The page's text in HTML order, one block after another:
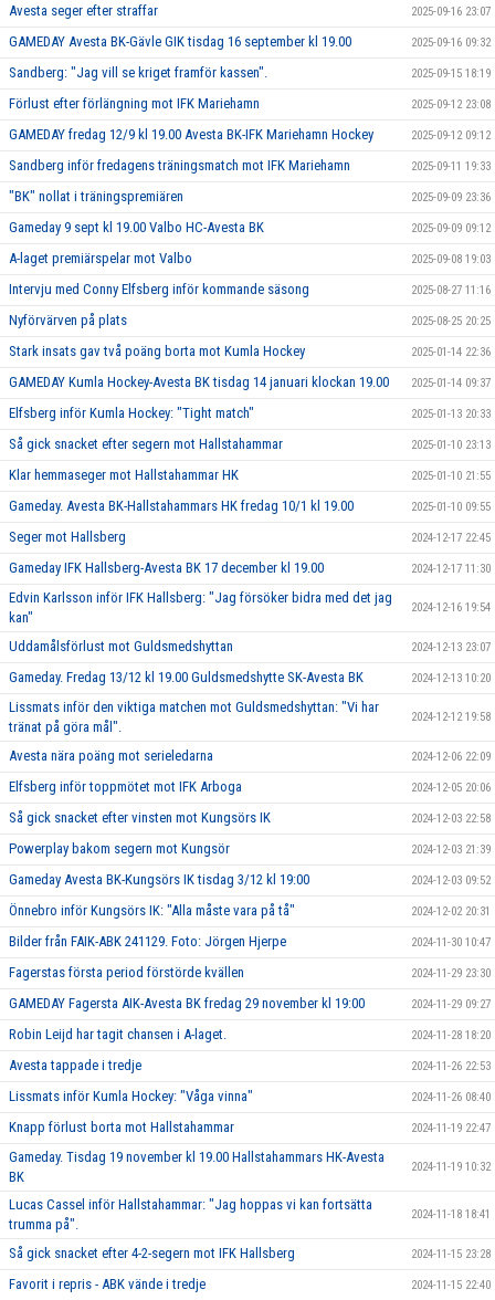
Avesta seger efter straffar 2025-09-16 23:07
GAMEDAY Avesta BK-Gävle GIK tisdag 16 september kl 19.00 2025-09-16 09:32
Sandberg: "Jag vill se kriget framför kassen". 2025-09-15 18:19
Förlust efter förlängning mot IFK Mariehamn 2025-09-12 23:08
GAMEDAY fredag 12/9 kl 19.00 Avesta BK-IFK Mariehamn Hockey 2025-09-12 09:12
Sandberg inför fredagens träningsmatch mot IFK Mariehamn 2025-09-11 19:33
"BK" nollat i träningspremiären 2025-09-09 23:36
Gameday 9 sept kl 19.00 Valbo HC-Avesta BK 2025-09-09 09:12
A-laget premiärspelar mot Valbo 2025-09-08 19:03
Intervju med Conny Elfsberg inför kommande säsong 2025-08-27 11:16
Nyförvärven på plats 2025-08-25 20:25
Stark insats gav två poäng borta mot Kumla Hockey 2025-01-14 22:36
GAMEDAY Kumla Hockey-Avesta BK tisdag 14 januari klockan 19.00 2025-01-14 09:37
Elfsberg inför Kumla Hockey: "Tight match" 2025-01-13 20:33
Så gick snacket efter segern mot Hallstahammar 2025-01-10 23:13
Klar hemmaseger mot Hallstahammar HK 2025-01-10 21:55
Gameday. Avesta BK-Hallstahammars HK fredag 10/1 kl 19.00 2025-01-10 09:55
Seger mot Hallsberg 2024-12-17 22:45
Gameday IFK Hallsberg-Avesta BK 17 december kl 19.00 2024-12-17 11:30
Edvin Karlsson inför IFK Hallsberg: "Jag försöker bidra med det jag
kan"
2024-12-16 19:54
Uddamålsförlust mot Guldsmedshyttan 2024-12-13 23:07
Gameday. Fredag 13/12 kl 19.00 Guldsmedshytte SK-Avesta BK 2024-12-13 10:20
Lissmats inför den viktiga matchen mot Guldsmedshyttan: "Vi har
tränat på göra mål".
2024-12-12 19:58
Avesta nära poäng mot serieledarna 2024-12-06 22:09
Elfsberg inför toppmötet mot IFK Arboga 2024-12-05 20:06
Så gick snacket efter vinsten mot Kungsörs IK 2024-12-03 22:58
Powerplay bakom segern mot Kungsör 2024-12-03 21:39
Gameday Avesta BK-Kungsörs IK tisdag 3/12 kl 19:00 2024-12-03 09:52
Önnebro inför Kungsörs IK: "Alla måste vara på tå" 2024-12-02 20:31
Bilder från FAIK-ABK 241129. Foto: Jörgen Hjerpe 2024-11-30 10:47
Fagerstas första period förstörde kvällen 2024-11-29 23:30
GAMEDAY Fagersta AIK-Avesta BK fredag 29 november kl 19:00 2024-11-29 09:27
Robin Leijd har tagit chansen i A-laget. 2024-11-28 18:20
Avesta tappade i tredje 2024-11-26 22:53
Lissmats inför Kumla Hockey: "Våga vinna" 2024-11-26 08:40
Knapp förlust borta mot Hallstahammar 2024-11-19 22:47
Gameday. Tisdag 19 november kl 19.00 Hallstahammars HK-Avesta
BK
2024-11-19 10:32
Lucas Cassel inför Hallstahammar: "Jag hoppas vi kan fortsätta
trumma på".
2024-11-18 18:41
Så gick snacket efter 4-2-segern mot IFK Hallsberg 2024-11-15 23:28
Favorit i repris - ABK vände i tredje 2024-11-15 22:40